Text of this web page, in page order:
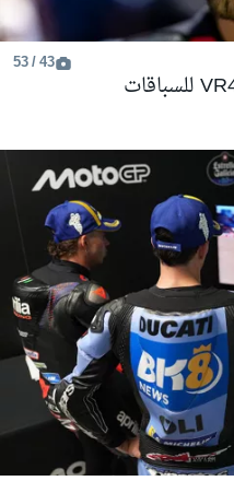
43 / 53